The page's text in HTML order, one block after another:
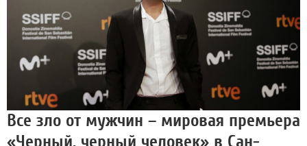
Все зло от мужчин – мировая премьера
«Черный, черный человек» в Сан-